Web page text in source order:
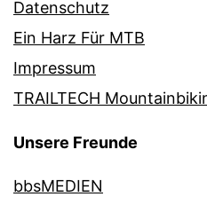
Datenschutz
Ein Harz Für MTB
Impressum
TRAILTECH
Unsere Freunde
bbsMEDIEN